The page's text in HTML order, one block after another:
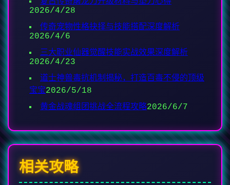
2026/4/28
传奇宠物性格抉择与技能搭配深度解析
2026/4/6
三大职业仙器觉醒技能实战效果深度解析
2026/4/23
道士神兽毒抗机制揭秘，打造百毒不侵的顶级
宝宝2026/5/18
黄金战魂组团挑战全流程攻略2026/6/7
相关攻略